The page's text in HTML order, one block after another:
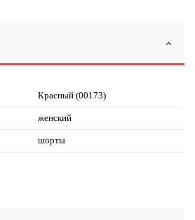
Красный (00173)
женский
шорты